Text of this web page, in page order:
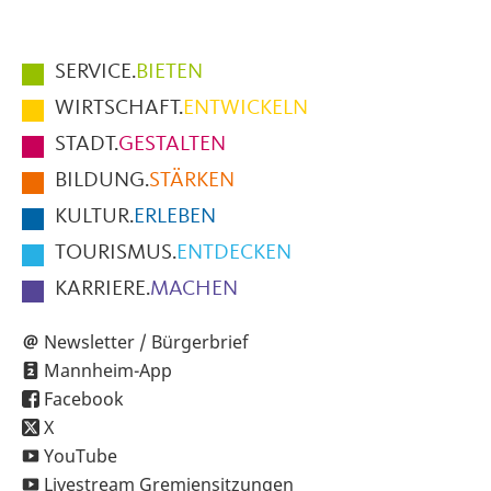
Hauptmenüpunkte
im
Fußbereich
der
Seite
SERVICE.BIETEN
WIRTSCHAFT.ENTWICKELN
STADT.GESTALTEN
BILDUNG.STÄRKEN
KULTUR.ERLEBEN
TOURISMUS.ENTDECKEN
KARRIERE.MACHEN
Newsletter / Bürgerbrief
Mannheim-App
Facebook
X
YouTube
Livestream Gremiensitzungen